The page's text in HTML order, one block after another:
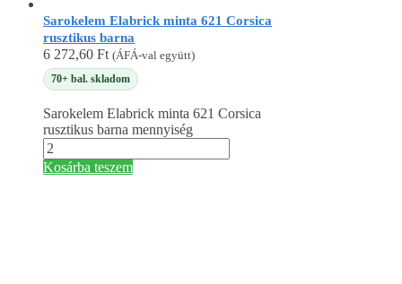
Sarokelem Elabrick minta 621 Corsica
rusztikus barna
6 272,60 Ft (ÁFÁ-val együtt)
70+ bal. skladom
Sarokelem Elabrick minta 621 Corsica
rusztikus barna mennyiség
Kosárba teszem